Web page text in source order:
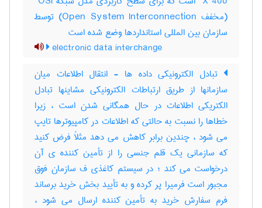
(مخفف ‎Open System Interconnection) توسط
سازمان بین المللی استانداردها وضع شده است
electronic data interchange
تبادل الکترونیکی داده ها - انتقال اطلاعات میان
سازمانها از طریق ارتباطات الکترونیکی مشاینها تبادل
الکتریکی اطلاعات در حال همگانی شدن است ، زیرا
خطاها را نسبت به حالتی که اطلاعات در کامپیوترها تایپ
می شود ، چندین برابر کاهش می دهد مثلاً فرض کنید
که سازمانی یک قلم جنسی را از تأمین کننده ی آن
درخواست می کند ؛ در سیستم کاغذی ف سازمان فوق
مجبور است فرمیرا پر کرده و به تأیید بخش خرید برساند
فرم سفارش خرید به تأمین کننده ارسال می شود ،